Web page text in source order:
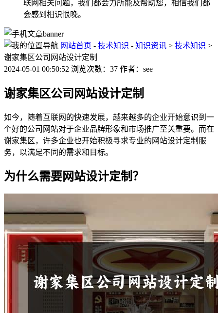
联网相关问题，我们都会力所能及帮助您，相信我们都
会感到相识恨晚。
网站首页 - 技术知识 - 知识资讯 > 技术知识 >
谢家集区公司网站设计定制
2024-05-01 00:50:52 浏览次数：37 作者：see
谢家集区公司网站设计定制
如今，随着互联网的快速发展，越来越多的企业开始意识到一
个好的公司网站对于企业品牌形象和市场推广至关重要。而在
谢家集区，许多企业也开始积极寻求专业的网站设计定制服
务，以满足不同的需求和目标。
为什么需要网站设计定制？